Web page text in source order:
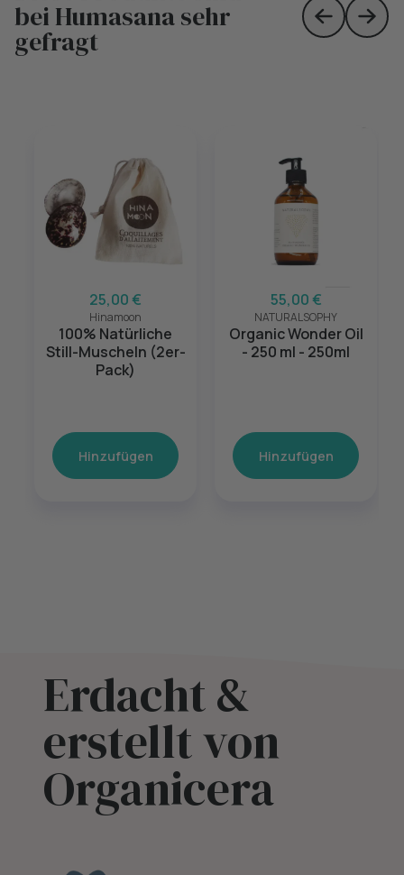
bei Humasana sehr
gefragt Skip toSkip
25,00 €
Hinamoon
100% Natürliche
Still-Muscheln (2er-
Pack)
Hinzufügen
55,00 €
NATURALSOPHY
Organic Wonder Oil
- 250 ml - 250ml
Hinzufügen
Erdacht &
erstellt von
Organicera